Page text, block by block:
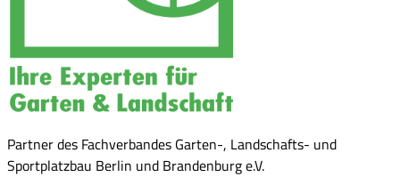
Partner des Fachverbandes Garten-, Landschafts- und
Sportplatzbau Berlin und Brandenburg e.V.